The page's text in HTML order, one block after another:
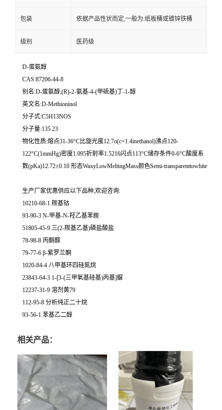
包装 依据产品性状而定,一般为:纸板桶或镀锌铁桶
级别 医药级
D-蛋氨醇
CAS:87206-44-8
别名:D-蛋氨醇;(R)-2-氨基-4-(甲硫基)丁-1-醇
英文名:D-Methioninol
分子式:C5H13NOS
分子量:135.23
物化性质:熔点31-36°C比旋光度12.7o(c=1.4inethanol)沸点120-
122°C(1mmHg)密度1.095折射率1.5216闪点113°C储存条件0-6°C酸度系
数(pKa)12.72±0.10 形态WaxyLowMeltingMass颜色Semi-transparenttowhite
生产厂家优惠供应以下品种,欢迎咨询:
10210-68-1 羰基钴
93-90-3 N-甲基-N-羟乙基苯胺
51805-45-9 三(2-羰基乙基)磷盐酸盐
78-98-8 丙酮醛
79-77-6 β-紫罗兰酮
1020-84-4 八甲基环四硅氮烷
23843-64-3 1-[3-(三甲氧基硅基)丙基]脲
12237-31-9 溶剂黄79
112-95-8 分析纯正二十烷
93-56-1 苯基乙二醇
相关产品：